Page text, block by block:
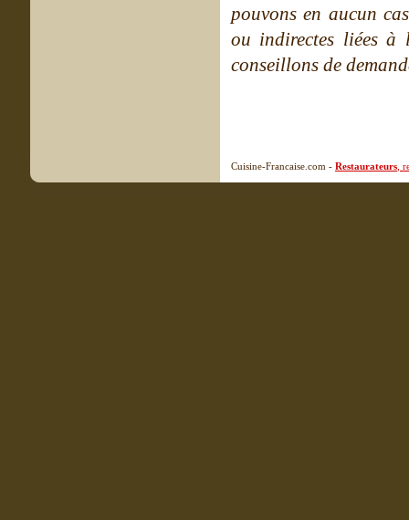
pouvons en aucun
ou indirectes liées à
conseillons de
Cuisine-Francaise.com - Restaurateurs ,